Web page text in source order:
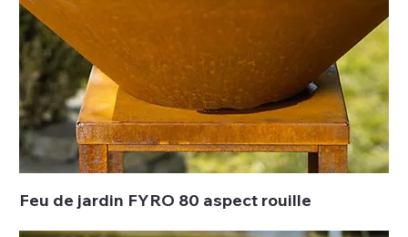
Feu de jardin FYRO 80 aspect rouille